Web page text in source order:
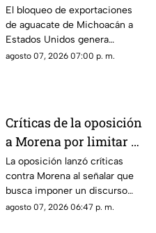
el bloqueo de Estados
Unidos al aguacate de
Michoacán
El bloqueo de exportaciones
de aguacate de Michoacán a
Estados Unidos genera
pérdidas millonarias.
agosto 07, 2026 07:00 p. m.
Críticas de la oposición
a Morena por limitar el
debate político
La oposición lanzó críticas
contra Morena al señalar que
busca imponer un discurso
único y limitar las voces que
agosto 07, 2026 06:47 p. m.